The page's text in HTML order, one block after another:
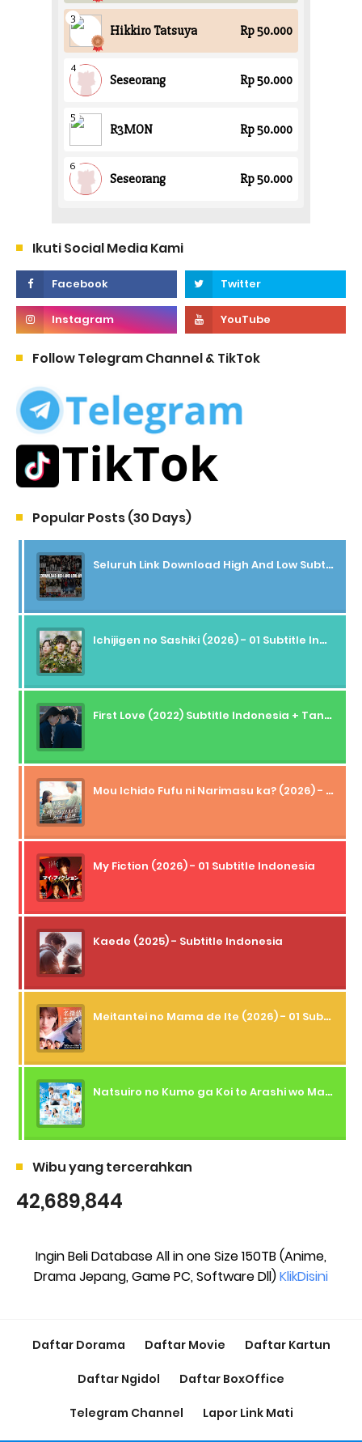
Ikuti Social Media Kami
Follow Telegram Channel & TikTok
Popular Posts (30 Days)
Seluruh Link Download High And Low Subtitle Indonesia
Ichijigen no Sashiki (2026) - 01 Subtitle Indonesia
First Love (2022) Subtitle Indonesia + Tanpa Iklan + Streaming + 1080p
Mou Ichido Fufu ni Narimasu ka? (2026) - 01 Subtitle Indonesia
My Fiction (2026) - 01 Subtitle Indonesia
Kaede (2025) - Subtitle Indonesia
Meitantei no Mama de Ite (2026) - 01 Subtitle Indonesia
Natsuiro no Kumo ga Koi to Arashi wo Makiokosu (2026) - 01 Subtitle Indonesia
Wibu yang tercerahkan
42,689,844
Ingin Beli Database All in one Size 150TB (Anime,
Drama Jepang, Game PC, Software Dll)KlikDisini
Daftar Dorama Daftar Movie Daftar Kartun
Daftar Ngidol Daftar BoxOffice
Telegram Channel Lapor Link Mati